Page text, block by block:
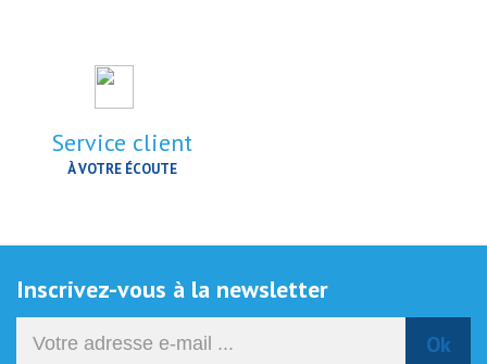
Service client
À VOTRE ÉCOUTE
Inscrivez-vous à la newsletter